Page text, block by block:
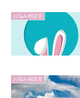
お悩み相談室
お悩み相談室